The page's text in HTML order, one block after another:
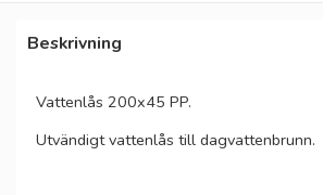
Beskrivning
Vattenlås 200x45 PP.
Utvändigt vattenlås till dagvattenbrunn.